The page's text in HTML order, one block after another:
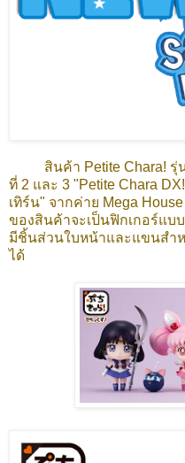
สินค้า Petite Chara! รุ่น
ที่ 2 และ 3 "Petite Chara
เทิร์น" จากค่าย Mega
ของสินค้าจะเป็นฟิกเกอร์แบ
มีชิ้นส่วนใบหน้าและแขนสำ
ได้